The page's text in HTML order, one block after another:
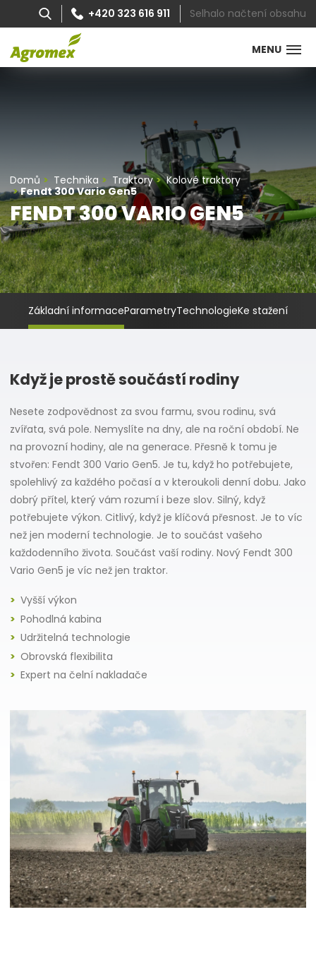
MENU
+420 323 616 911 Selhalo načtení obsahu
Domů Technika Traktory
Kolové traktory
Fendt 300 Vario Gen5
FENDT 300 VARIO GEN5
Základní informaceParametryTechnologieKe stažení
Když je prostě součástí rodiny
Nesete zodpovědnost za svou farmu, svou rodinu, svá
zvířata, svá pole. Nemyslíte na dny, ale na roční období. Ne
na provozní hodiny, ale na generace. Přesně k tomu je
stvořen: Fendt 300 Vario Gen5. Je tu, když ho potřebujete,
spolehlivý za každého počasí a v kteroukoli denní dobu. Jako
dobrý přítel, který vám rozumí i beze slov. Silný, když
potřebujete výkon. Citlivý, když je klíčová přesnost. Je to víc
než jen moderní technologie. Je to součást vašeho
každodenního života. Součást vaší rodiny. Nový Fendt 300
Vario Gen5 je víc než jen traktor.
Vyšší výkon
Pohodlná kabina
Udržitelná technologie
Obrovská flexibilita
Expert na čelní nakladače